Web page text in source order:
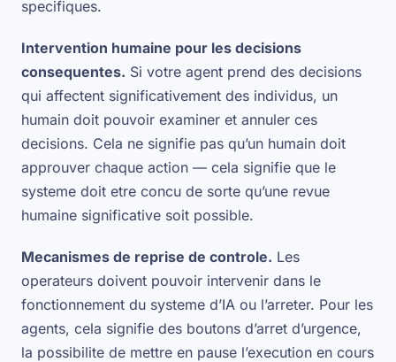
specifiques.
Intervention humaine pour les decisions
consequentes. Si votre agent prend des decisions
qui affectent significativement des individus, un
humain doit pouvoir examiner et annuler ces
decisions. Cela ne signifie pas qu’un humain doit
approuver chaque action — cela signifie que le
systeme doit etre concu de sorte qu’une revue
humaine significative soit possible.
Mecanismes de reprise de controle. Les
operateurs doivent pouvoir intervenir dans le
fonctionnement du systeme d’IA ou l’arreter. Pour les
agents, cela signifie des boutons d’arret d’urgence,
la possibilite de mettre en pause l’execution en cours